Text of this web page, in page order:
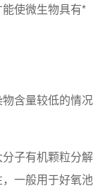
使微生物具有*
含量较低的情况
子有机颗粒分解
一般用于好氧池